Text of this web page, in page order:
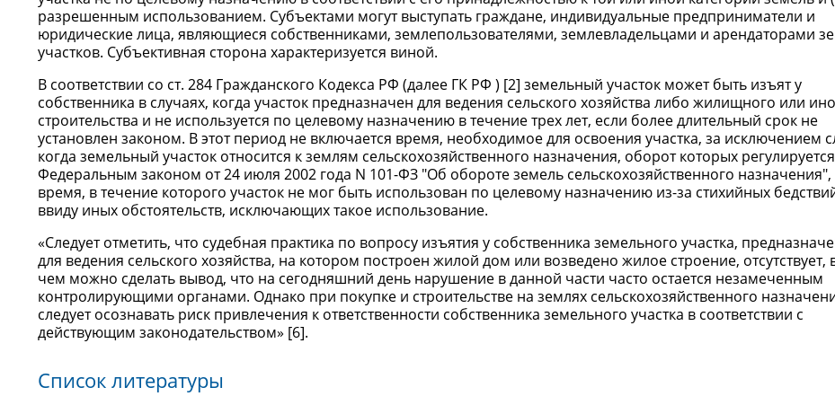
разрешенным использованием. Субъектами могут выступать граждане, индивидуальные предприниматели и
юридические лица, являющиеся собственниками, землепользователями, землевладельцами и арендаторами
участков. Субъективная сторона характеризуется виной.
В соответствии со ст. 284 Гражданского Кодекса РФ (далее ГК РФ ) [2] земельный участок может быть изъят у
собственника в случаях, когда участок предназначен для ведения сельского хозяйства либо жилищного или
строительства и не используется по целевому назначению в течение трех лет, если более длительный срок не
установлен законом. В этот период не включается время, необходимое для освоения участка, за исключением
когда земельный участок относится к землям сельскохозяйственного назначения, оборот которых регулируется
Федеральным законом от 24 июля 2002 года N 101-ФЗ "Об обороте земель сельскохозяйственного назначения",
время, в течение которого участок не мог быть использован по целевому назначению из-за стихийных
ввиду иных обстоятельств, исключающих такое использование.
«Следует отметить, что судебная практика по вопросу изъятия у собственника земельного участка,
для ведения сельского хозяйства, на котором построен жилой дом или возведено жилое строение, отсутствует,
чем можно сделать вывод, что на сегодняшний день нарушение в данной части часто остается незамеченным
контролирующими органами. Однако при покупке и строительстве на землях сельскохозяйственного
следует осознавать риск привлечения к ответственности собственника земельного участка в соответствии с
действующим законодательством» [6].
Список литературы